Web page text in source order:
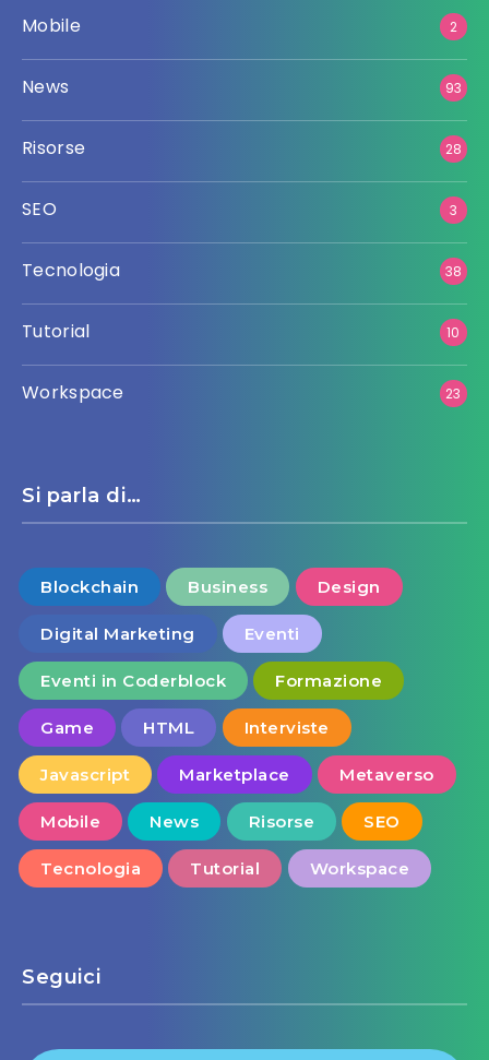
Mobile 2
News 93
Risorse 28
SEO 3
Tecnologia 38
Tutorial 10
Workspace 23
Si parla di…
Blockchain Business Design
Digital Marketing Eventi
Eventi in Coderblock Formazione
Game HTML Interviste
Javascript Marketplace Metaverso
Mobile News Risorse SEO
Tecnologia Tutorial Workspace
Seguici